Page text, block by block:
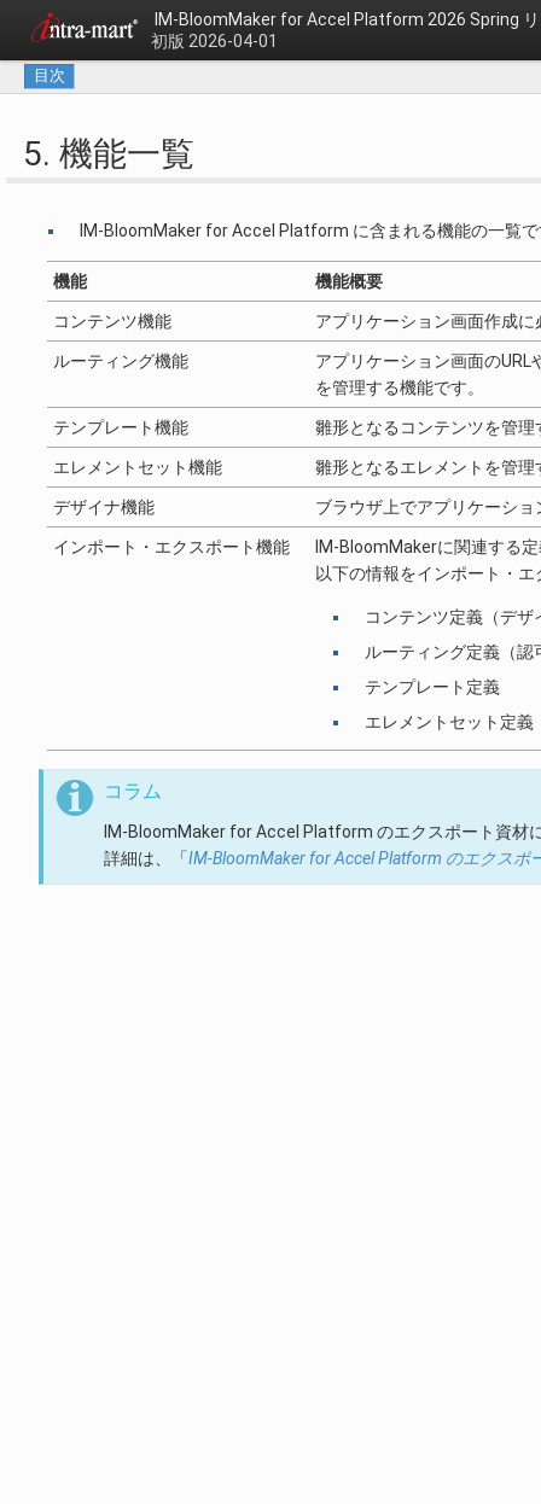
IM-BloomMaker for Accel Platform 2026 Spring
初版 2026-04-01
目次
5. 機能一覧
IM-BloomMaker for Accel Platform に含まれる機能の一覧
機能 機能概要
コンテンツ機能 アプリケーション画面作成
ルーティング機能
アプリケーション画面の
を管理する機能です。
テンプレート機能 雛形となるコンテンツを管理
エレメントセット機能 雛形となるエレメントを管理
デザイナ機能 ブラウザ上でアプリケーシ
インポート・エクスポート機能
IM-BloomMakerに関連する
以下の情報をインポート・
コンテンツ定義（デ
ルーティング定義（
テンプレート定義
エレメントセット定義
コラム
IM-BloomMaker for Accel Platform のエクスポート資材
詳細は、「IM-BloomMaker for Accel Platform のエクス